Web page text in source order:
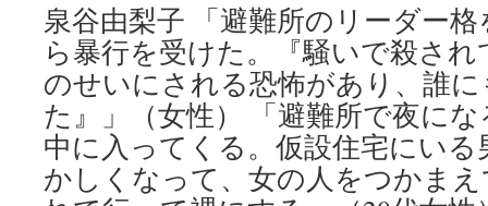
泉谷由梨子 「避難所のリーダー
ら暴行を受けた。『騒いで殺さ
のせいにされる恐怖があり、誰
た』」（女性） 「避難所で夜に
中に入ってくる。仮設住宅にい
かしくなって、女の人をつかま